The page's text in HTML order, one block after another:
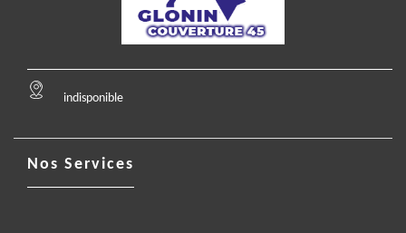
indisponible
Nos Services